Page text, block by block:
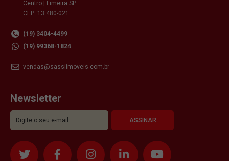
Centro | Limeira SP
CEP: 13.480-021
(19) 3404-4499
(19) 99368-1824
vendas@sassiimoveis.com.br
Newsletter